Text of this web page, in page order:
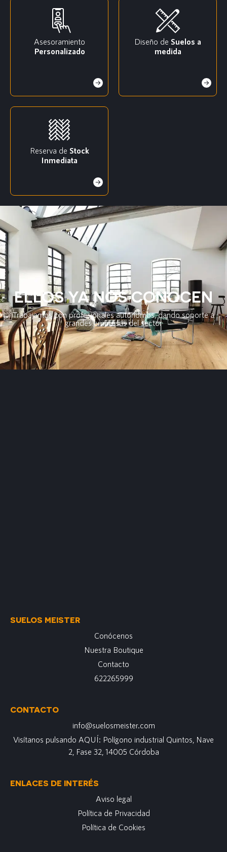
Asesoramiento
Personalizado
Diseño de Suelos a
medida
Reserva de Stock
Inmediata
ELLOS YA NOS CONOCEN
Trabajamos con profesionales autónomos, dando soporte a
grandes empresas del sector
SUELOS MEISTER
Conócenos
Nuestra Boutique
Contacto
622265999
CONTACTO
info@suelosmeister.com
Visítanos pulsando AQUÍ: Polígono industrial Quintos, Nave
2, Fase 32, 14005 Córdoba
ENLACES DE INTERÉS
Aviso legal
Política de Privacidad
Política de Cookies